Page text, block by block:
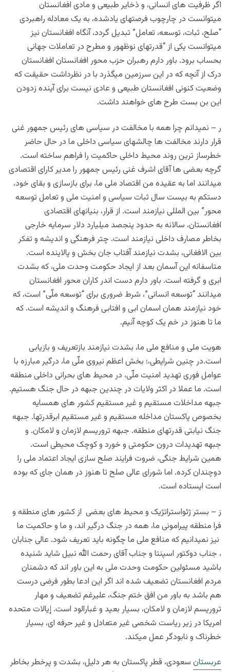
اگر ظرفیت های انسانی، و ذخایر طبیعی و مادی افغانستان
میتوانست در چارچوب فرصتهای یادشده، به یک معادله راهبردی
“صلح، ثبات، توسعه، تعامل” تبدیل گردد، آنگاه افغانستان نیز
میتوانست یکی از “قدرتهای نوظهور و مطرح در تعاملات جهانی
بحساب برود. باور دارم رهبران حزب محور افغانستان افغانستان
درک از آنچه که در این سرزمین میگذرد با در نظرداشت حقیقت که
وضعیت کنونی افغانستان طبیعی و عادی نیست برای آینده زدودن
این بن بست طرح های خواهند داشت.
ر – نمیدانم چرا همه با مخالفت در سیاسی های رئیس جمهور غنی
قرار دارند مخالفت ها چالشهای سیاسی داخلی ما در حال حاضر
خطرساز ترین روند محیط داخلی حاکمیت را فراهم ساخته است.
گرچه بعضی ها آقای اشرف غنی رئیس جمهور را مدیر کارای اقتصادی
میدانند اما به عقیده من اقتصاد ملی ما، برای بازسازی و بقای خود،
دستکم به بیست سال ثبات سیاسی و امنیت ملی و تعامل توسعه
محور” بین المللی نیازمند است. از قرار، بنیانهای اقتصادی
افغانستان، سالانه به حدود پنجصد میلیارد دلار سرمایه خارجی
بخاطر مصارف داخلی نیازمند است. چتر فرهنگی و اندیشه و تفکر
بین الافغانی، بشدت نیازمند آفتاب جان بخش و پالاینده است.
متاسفانه این آسمان بعد از ایجاد حکومت وحدت ملی، که بشدت
ابری و گرفته است. باور دارم دست اندر کاران محور افغانستان
میدانند “توسعه انسانی”، شرط ضروری برای “توسعه ملّی” است، که
خود نیازمند همان اسمان ابی و افتابی فرهنگ و اندیشه است. که
ما تا هنوز در خم یک کوچه آنیم.
هویت ملی و منافع ملی ما، بشدت نیازمند بازتعریف و بازیابی
است.در چنین شرایطی،؛ بخش اعظم نیروی ملّی ما، درگیر مبارزه با
عوامل فوری تهدید امنیت ملّی، در محیط های بحرانی داخلی منطقه
است. ما عملا در اکثر ولایات در چندین جبهه در حال جنگ هستیم.
جبهه مداخلات مستقیم و غیر مستقیم کشور های همسایه
بخصوص پاکستان مداخله مستقیم و غیر مستقیم ابرقدرتها. جبهه
جنگ نیابتی قدرتهای منطقه. جبهه تروریسم لازمان و لامکان. و
جبهه تهدیدات درون حکومتی و خورد و کوچک محیطی است.
همین شرایط جنگی، ضروت فرایند صلح سازی ایجاد اعتماد ملی را
دوچندان کرده. اما شورای عالی صلح تا هنوز در همان جای که بوده
است ایستاده است.
ز – بستر ژئواستراتژیک و محیط های بعضی از کشور های منطقه و
فرا منطقه پیرامونی ما، همه در جنگ درگیر اند، و ما و حاکمیت ما
نیز نمیدانیم که منافع ملی ما چگونه باید تعریف شود. عالی جنابان
، جناب دوکتور اسپنتا و جناب آقای رحمت الله نبیل شاید شنیده
باشید مسئولین حکومت وحدت ملی به این باور اند که دشمنان
مردم افغانستان تضعیف شده اند اگر این ادعا بطور فرضی درست
هم باشد به باور من افق ختم جنگ، علیرغم تضعیف و مهار
تروریسم لازمان و لامکان، بسیار بعید و غبارالود است. إیالات متحده
امریکا در زیر ریاست شخصی غیر متعادل و غیر حرفه ای، بسیار
خطرناک و نابودگر عمل میکند.
عربستان سعودی، قطر پاکستان به هر دلیل، بشدت و پرخطر بخاطر